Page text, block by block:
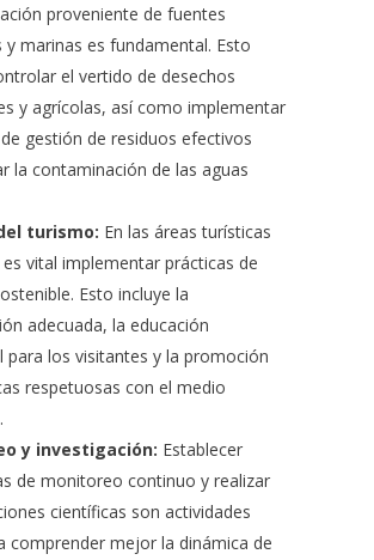
proveniente de fuentes
y marinas es fundamental. Esto
el vertido de desechos
y agrícolas, así como implementar
gestión de residuos efectivos
la contaminación de las aguas
turismo: En las áreas turísticas
vital implementar prácticas de
. Esto incluye la
adecuada, la educación
para los visitantes y la promoción
respetuosas con el medio
y investigación: Establecer
de monitoreo continuo y realizar
científicas son actividades
comprender mejor la dinámica de